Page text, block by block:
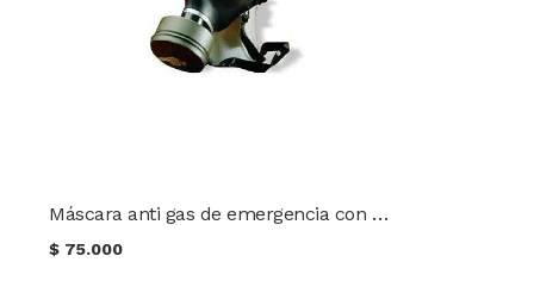
Máscara anti gas de emergencia con Filtro OTAN
$ 75.000